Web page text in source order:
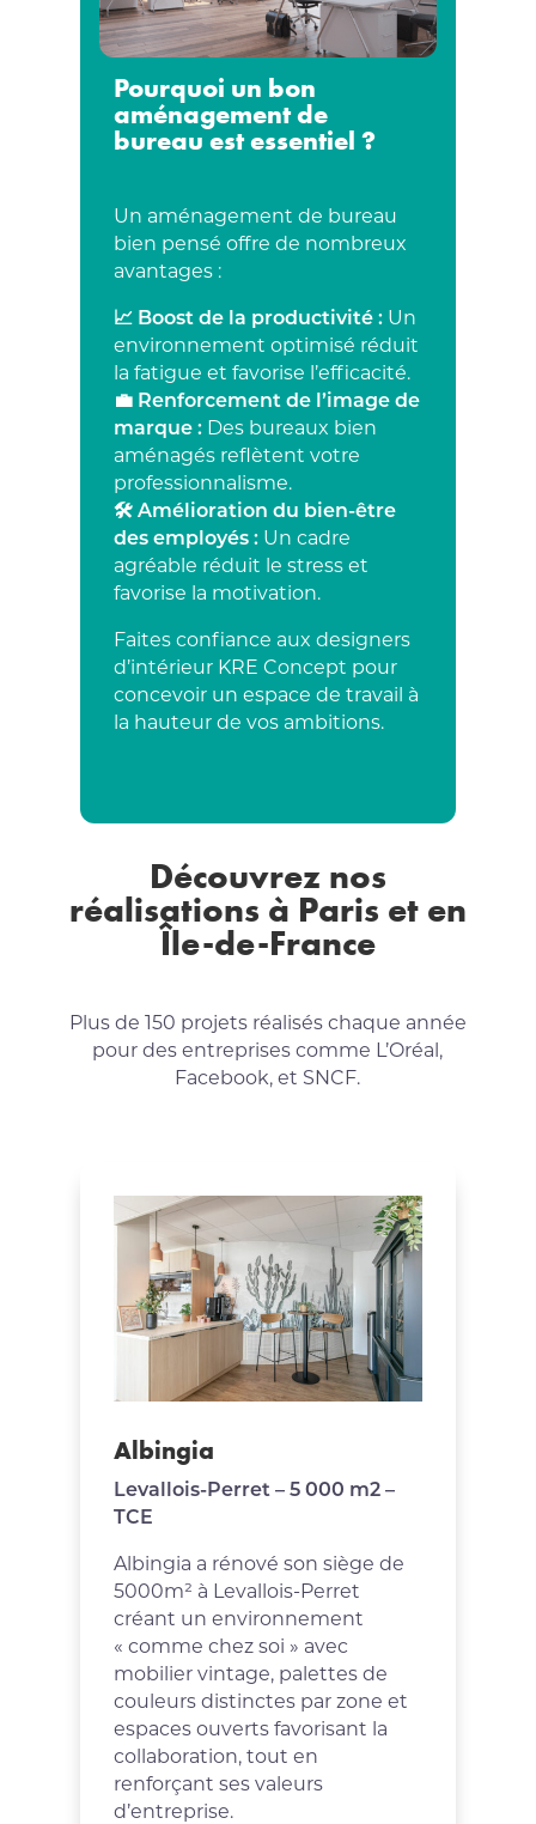
Pourquoi un bon
aménagement de
bureau est essentiel ?
Un aménagement de bureau
bien pensé offre de nombreux
avantages :
📈 Boost de la productivité : Un
environnement optimisé réduit
la fatigue et favorise l’efficacité.
💼 Renforcement de l’image de
marque : Des bureaux bien
aménagés reflètent votre
professionnalisme.
🛠️ Amélioration du bien-être
des employés : Un cadre
agréable réduit le stress et
favorise la motivation.
Faites confiance aux designers
d’intérieur KRE Concept pour
concevoir un espace de travail à
la hauteur de vos ambitions.
Découvrez nos
réalisations à Paris et en
Île-de-France
Plus de 150 projets réalisés chaque année
pour des entreprises comme L’Oréal,
Facebook, et SNCF.
Albingia
Levallois-Perret – 5 000 m2 –
TCE
Albingia a rénové son siège de
5000m² à Levallois-Perret
créant un environnement
« comme chez soi » avec
mobilier vintage, palettes de
couleurs distinctes par zone et
espaces ouverts favorisant la
collaboration, tout en
renforçant ses valeurs
d’entreprise.